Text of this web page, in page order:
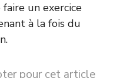
un exercice
à la fois du
pour cet article